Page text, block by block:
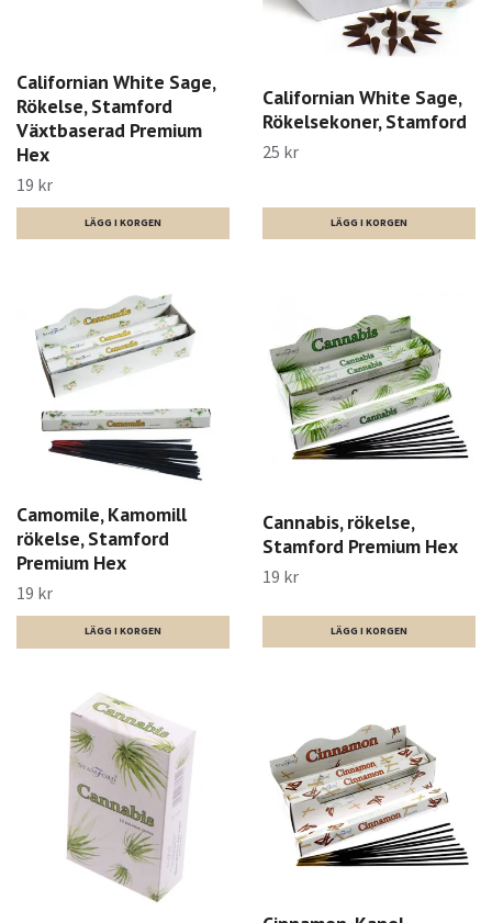
Californian White Sage,
Rökelse, Stamford
Växtbaserad Premium
Hex
19 kr
Californian White Sage,
Rökelsekoner, Stamford
25 kr
Camomile, Kamomill
rökelse, Stamford
Premium Hex
19 kr
Cannabis, rökelse,
Stamford Premium Hex
19 kr